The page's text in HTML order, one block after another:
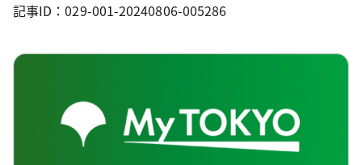
記事ID：029-001-20240806-005286